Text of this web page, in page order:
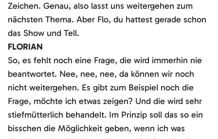
Zeichen. Genau, also lasst uns weitergehen zum
nächsten Thema. Aber Flo, du hattest gerade schon
das Show und Tell.
FLORIAN
So, es fehlt noch eine Frage, die wird immerhin nie
beantwortet. Nee, nee, nee, da können wir noch
nicht weitergehen. Es gibt zum Beispiel noch die
Frage, möchte ich etwas zeigen? Und die wird sehr
stiefmütterlich behandelt. Im Prinzip soll das so ein
bisschen die Möglichkeit geben, wenn ich was